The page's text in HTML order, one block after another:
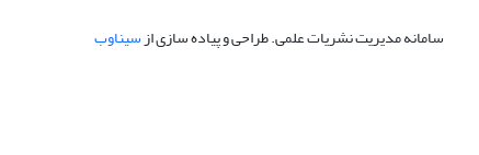
سامانه مدیریت نشریات علمی.طراحی و پیاده سازی ازسیناوب